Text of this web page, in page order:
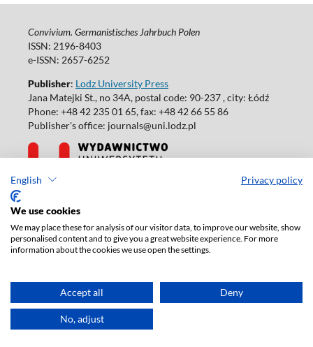
English Privacy policy
We use cookies
We may place these for analysis of our visitor data, to improve our website, show
personalised content and to give you a great website experience. For more
information about the cookies we use open the settings.
Accept all Deny
No, adjust
Convivium. Germanistisches Jahrbuch Polen
ISSN: 2196-8403
e-ISSN: 2657-6252
Publisher: Lodz University Press
Jana Matejki St., no 34A, postal code: 90-237 , city: Łódź
Phone: +48 42 235 01 65, fax: +48 42 66 55 86
Publisher's office: journals@uni.lodz.pl